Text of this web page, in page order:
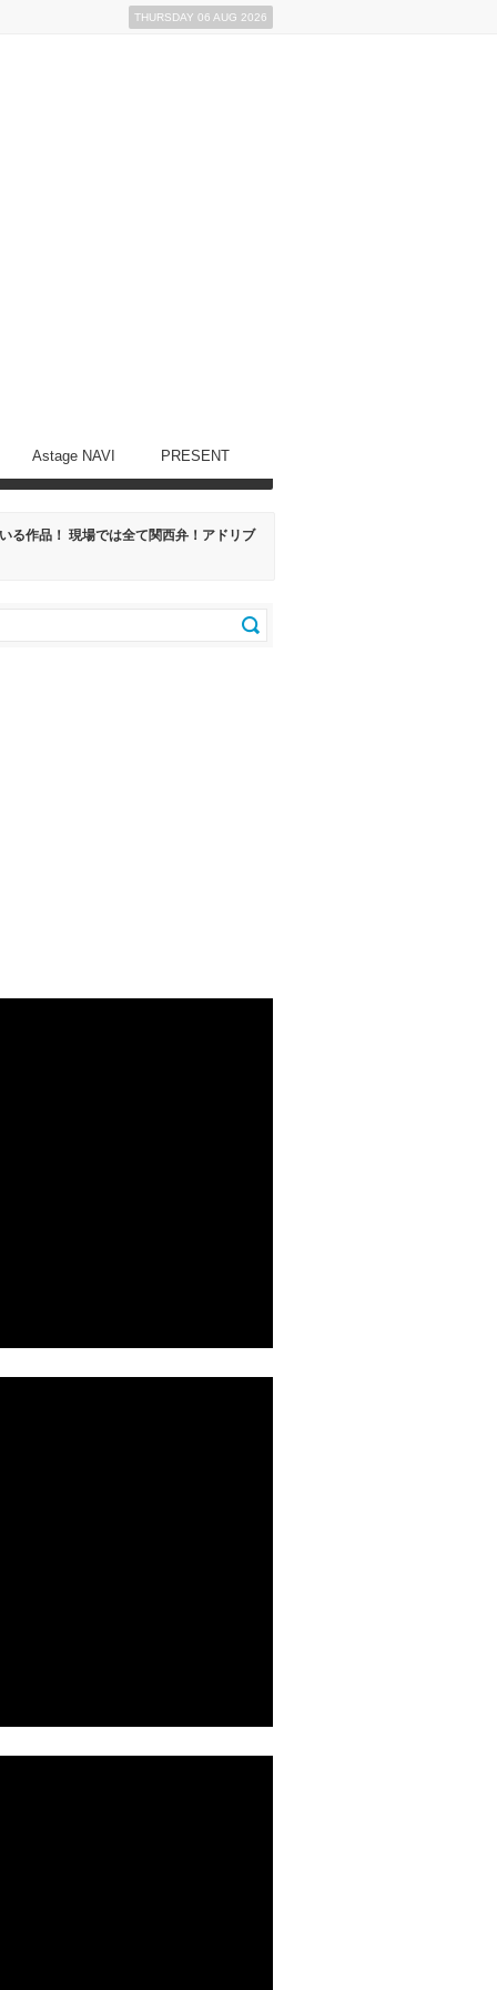
THURSDAY 06 AUG 2026
Astage NAVI PRESENT
る作品！ 現場では全て関西弁！アドリブ